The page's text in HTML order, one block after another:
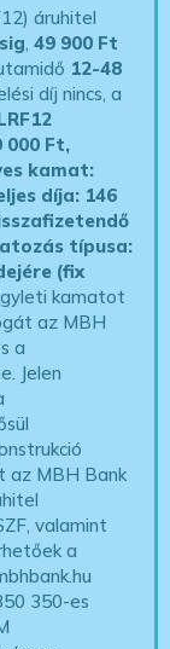
áruhitel
,49 900 Ft
12-48
díj nincs, a
000 Ft,
kamat:
díja: 146
típusa:
(fix
kamatot
az MBH
a
Jelen
az MBH Bank
valamint
a
350-es